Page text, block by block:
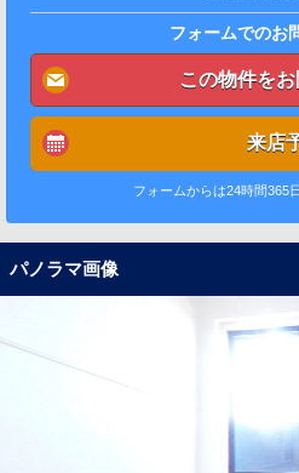
フォームでのお
この物件を
来店
フォームからは24時間365
パノラマ画像